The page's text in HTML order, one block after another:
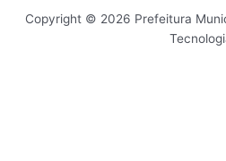
Copyright © 2026 Prefeitura